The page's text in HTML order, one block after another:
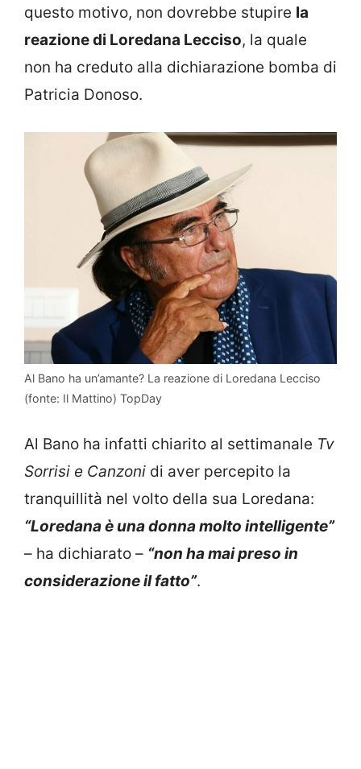
questo motivo, non dovrebbe stupire la
reazione di Loredana Lecciso, la quale
non ha creduto alla dichiarazione bomba di
Patricia Donoso.
Al Bano ha un’amante? La reazione di Loredana Lecciso
(fonte: Il Mattino) TopDay
Al Bano ha infatti chiarito al settimanale Tv
Sorrisi e Canzoni di aver percepito la
tranquillità nel volto della sua Loredana:
“Loredana è una donna molto intelligente”
– ha dichiarato – “non ha mai preso in
considerazione il fatto”.